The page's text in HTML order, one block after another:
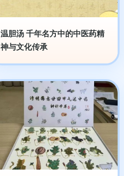
温胆汤 千年名方中的中医药精
神与文化传承